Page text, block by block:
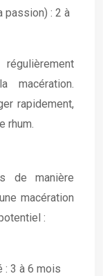
passion) : 2 à
macération.
rapidement,
rhum.
de manière
macération
:
: 3 à 6 mois